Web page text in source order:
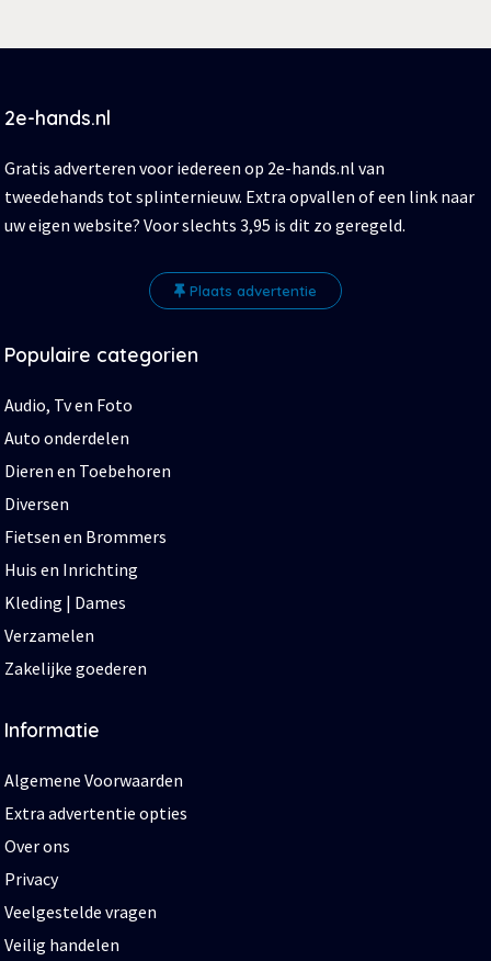
2e-hands.nl
Gratis adverteren voor iedereen op 2e-hands.nl van
tweedehands tot splinternieuw. Extra opvallen of een link naar
uw eigen website? Voor slechts 3,95 is dit zo geregeld.
Plaats advertentie
Populaire categorien
Audio, Tv en Foto
Auto onderdelen
Dieren en Toebehoren
Diversen
Fietsen en Brommers
Huis en Inrichting
Kleding | Dames
Verzamelen
Zakelijke goederen
Informatie
Algemene Voorwaarden
Extra advertentie opties
Over ons
Privacy
Veelgestelde vragen
Veilig handelen